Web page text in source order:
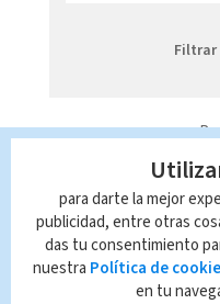
¡Ops! No
ningún
para darte la mejor
publicidad, entre otras
das tu consentimiento
nuestra Política de
en tu